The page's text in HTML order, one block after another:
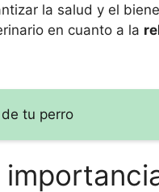
la salud y el
en cuanto a la
tu perro